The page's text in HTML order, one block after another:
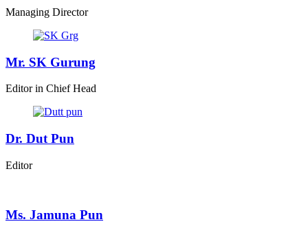
Managing Director
Mr. SK Gurung
Editor in Chief Head
Dr. Dut Pun
Editor
Ms. Jamuna Pun